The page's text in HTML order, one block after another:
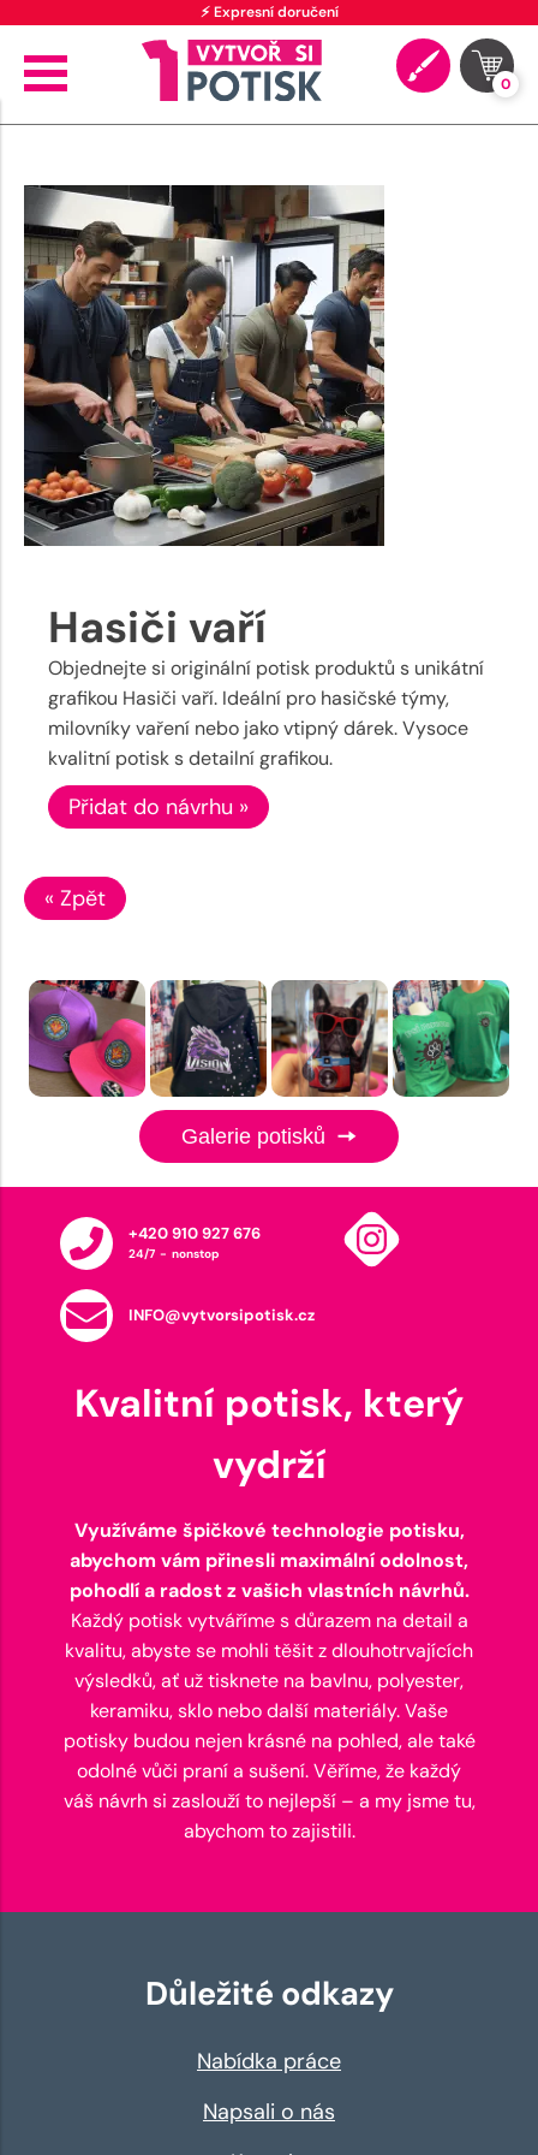
⚡ Expresní doručení
0
Hasiči vaří
Objednejte si originální potisk produktů s unikátní
grafikou Hasiči vaří. Ideální pro hasičské týmy,
milovníky vaření nebo jako vtipný dárek. Vysoce
kvalitní potisk s detailní grafikou.
Přidat do návrhu »
« Zpět
Galerie potisků
+420 910 927 676
24/7 - nonstop
INFO@vytvorsipotisk.cz
Kvalitní potisk, který
vydrží
Využíváme špičkové technologie potisku,
abychom vám přinesli maximální odolnost,
pohodlí a radost z vašich vlastních návrhů.
Každý potisk vytváříme s důrazem na detail a
kvalitu, abyste se mohli těšit z dlouhotrvajících
výsledků, ať už tisknete na bavlnu, polyester,
keramiku, sklo nebo další materiály. Vaše
potisky budou nejen krásné na pohled, ale také
odolné vůči praní a sušení. Věříme, že každý
váš návrh si zaslouží to nejlepší – a my jsme tu,
abychom to zajistili.
Důležité odkazy
Nabídka práce
Napsali o nás